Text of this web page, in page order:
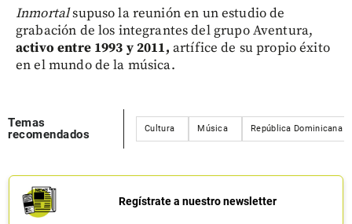
Inmortalsupuso la reunión en un estudio de
grabación de los integrantes del grupo Aventura,
activo entre 1993 y 2011, artífice de su propio éxito
en el mundo de la música.
Temas
recomendados
Cultura Música República Dominicana
Regístrate a nuestro newsletter